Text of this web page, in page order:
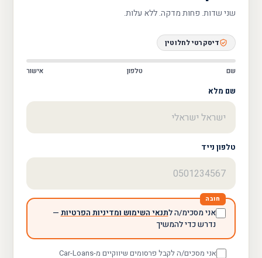
שני שדות. פחות מדקה. ‎ללא עלות.
דיסקרטי לחלוטין
שם טלפון אישור
שם מלא
טלפון נייד
חובה
אני מסכימ/ה לתנאי השימוש ומדיניות הפרטיות —
נדרש כדי להמשיך
אני מסכים/ה לקבל פרסומים שיווקיים מ-Car-Loans